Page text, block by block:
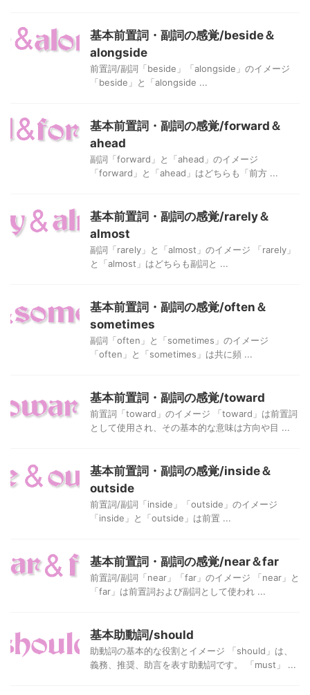
基本前置詞・副詞の感覚/beside＆
alongside
前置詞/副詞「beside」「alongside」のイメージ
「beside」と「alongside ...
基本前置詞・副詞の感覚/forward＆
ahead
副詞「forward」と「ahead」のイメージ
「forward」と「ahead」はどちらも「前方 ...
基本前置詞・副詞の感覚/rarely＆
almost
副詞「rarely」と「almost」のイメージ 「rarely」
と「almost」はどちらも副詞と ...
基本前置詞・副詞の感覚/often＆
sometimes
副詞「often」と「sometimes」のイメージ
「often」と「sometimes」は共に頻 ...
基本前置詞・副詞の感覚/toward
前置詞「toward」のイメージ 「toward」は前置詞
として使用され、その基本的な意味は方向や目 ...
基本前置詞・副詞の感覚/inside＆
outside
前置詞/副詞「inside」「outside」のイメージ
「inside」と「outside」は前置 ...
基本前置詞・副詞の感覚/near＆far
前置詞/副詞「near」「far」のイメージ 「near」と
「far」は前置詞および副詞として使われ ...
基本助動詞/should
助動詞の基本的な役割とイメージ 「should」は、
義務、推奨、助言を表す助動詞です。 「must」 ...